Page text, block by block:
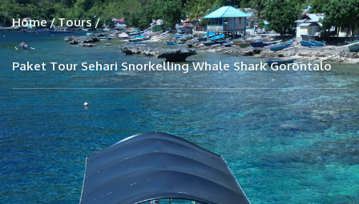
Home Tours
Paket Tour Sehari Snorkelling Whale Shark Gorontalo